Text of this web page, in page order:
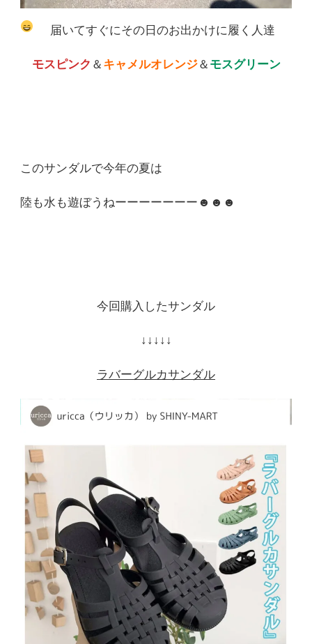
届いてすぐにその日のお出かけに履く人達
モスピンク ＆ キャメルオレンジ＆ モスグリーン
このサンダルで今年の夏は
陸も水も遊ぼうねーーーーーーー☻☻☻
今回購入したサンダル
↓↓↓↓↓
ラバーグルカサンダル